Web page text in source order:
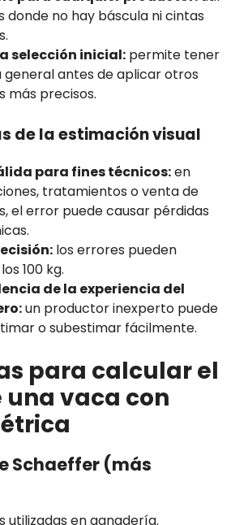
donde no hay báscula ni cintas
selección inicial: permite tener
general antes de aplicar otros
más precisos.
de la estimación visual
para fines técnicos:en
tratamientos o venta de
el error puede causar pérdidas
los errores pueden
100 kg.
de la experiencia del
un productor inexperto puede
o subestimar fácilmente.
para calcular el
una vaca con
Schaeffer (más
utilizadas en ganadería.